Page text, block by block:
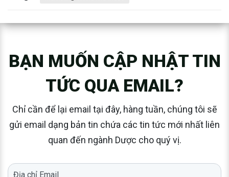
BẠN MUỐN CẬP NHẬT TIN
TỨC QUA EMAIL?
Chỉ cần để lại email tại đây, hàng tuần, chúng tôi sẽ
gửi email dạng bản tin chứa các tin tức mới nhất liên
quan đến ngành Dược cho quý vị.